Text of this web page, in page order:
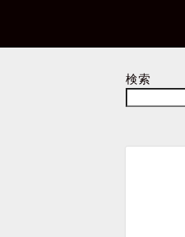
検索